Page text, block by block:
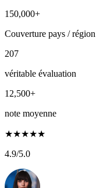
150,000+
Couverture pays / région
207
véritable évaluation
12,500+
note moyenne
★★★★★
4.9/5.0